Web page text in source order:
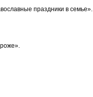
праздники в семье».